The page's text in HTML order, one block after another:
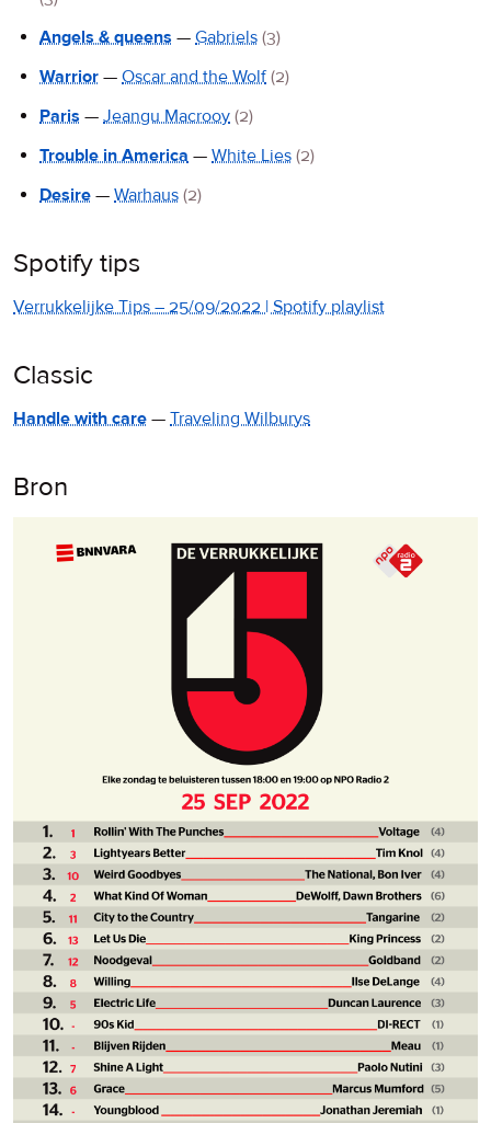
Angels & queens — Gabriels (3)
Warrior — Oscar and the Wolf (2)
Paris — Jeangu Macrooy (2)
Trouble in America — White Lies (2)
Desire — Warhaus (2)
Spotify tips
Verrukkelijke Tips – 25/09/2022 | Spotify playlist
Classic
Handle with care — Traveling Wilburys
Bron